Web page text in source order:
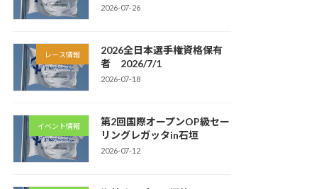
2026-07-26
レース情報
2026全日本選手権資格保有
者 2026/7/1
2026-07-18
イベント情報
第2回国際オープンOP級セー
リングレガッタin石垣
2026-07-12